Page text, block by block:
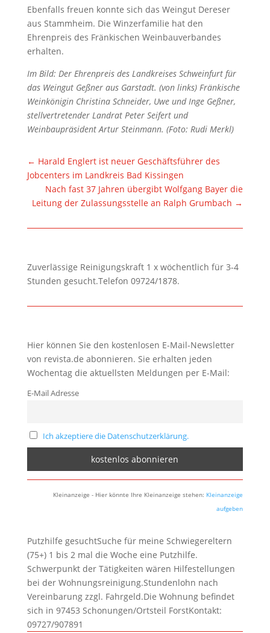
Ebenfalls freuen konnte sich das Weingut Dereser
aus Stammheim. Die Winzerfamilie hat den
Ehrenpreis des Fränkischen Weinbauverbandes
erhalten.
Im Bild: Der Ehrenpreis des Landkreises Schweinfurt für
das Weingut Geßner aus Garstadt. (von links) Fränkische
Weinkönigin Christina Schneider, Uwe und Inge Geßner,
stellvertretender Landrat Peter Seifert und
Weinbaupräsident Artur Steinmann. (Foto: Rudi Merkl)
← Harald Englert ist neuer Geschäftsführer des
Jobcenters im Landkreis Bad Kissingen
Nach fast 37 Jahren übergibt Wolfgang Bayer die
Leitung der Zulassungsstelle an Ralph Grumbach →
Zuverlässige Reinigungskraft 1 x wöchentlich für 3-4
Stunden gesucht.Telefon 09724/1878.
Hier können Sie den kostenlosen E-Mail-Newsletter
von revista.de abonnieren. Sie erhalten jeden
Wochentag die aktuellsten Meldungen per E-Mail:
E-Mail Adresse
Ich akzeptiere die Datenschutzerklärung.
Kleinanzeige - Hier könnte Ihre Kleinanzeige stehen: Kleinanzeige
aufgeben
Putzhilfe gesuchtSuche für meine Schwiegereltern
(75+) 1 bis 2 mal die Woche eine Putzhilfe.
Schwerpunkt der Tätigkeiten wären Hilfestellungen
bei der Wohnungsreinigung.Stundenlohn nach
Vereinbarung zzgl. Fahrgeld.Die Wohnung befindet
sich in 97453 Schonungen/Ortsteil ForstKontakt:
09727/907891